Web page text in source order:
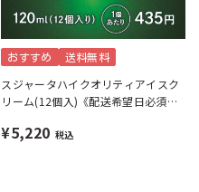
おすすめ 送料無料
スジャータハイクオリティアイスク
リーム(12個入)《配送希望日必須※
¥5,220 税込